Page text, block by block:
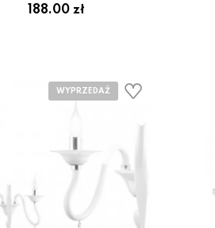
188.00 zł